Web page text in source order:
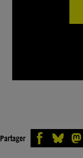
Partager